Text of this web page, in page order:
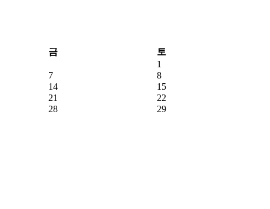
금
토
1
7
8
14
15
21
22
28
29